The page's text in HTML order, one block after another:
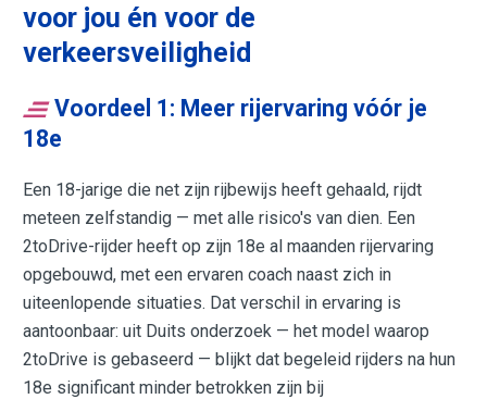
voor jou én voor de
verkeersveiligheid
Voordeel 1: Meer rijervaring vóór je
18e
Een 18-jarige die net zijn rijbewijs heeft gehaald, rijdt
meteen zelfstandig — met alle risico's van dien. Een
2toDrive-rijder heeft op zijn 18e al maanden rijervaring
opgebouwd, met een ervaren coach naast zich in
uiteenlopende situaties. Dat verschil in ervaring is
aantoonbaar: uit Duits onderzoek — het model waarop
2toDrive is gebaseerd — blijkt dat begeleid rijders na hun
18e significant minder betrokken zijn bij